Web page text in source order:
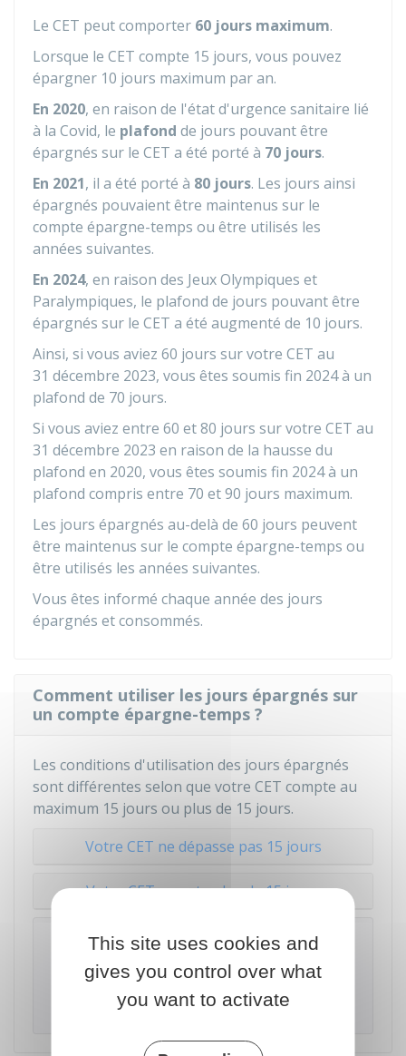
Le CET peut comporter 60 jours maximum.
Lorsque le CET compte 15 jours, vous pouvez
épargner 10 jours maximum par an.
En 2020, en raison de l'état d'urgence sanitaire lié
à la Covid, le plafond de jours pouvant être
épargnés sur le CET a été porté à 70 jours.
En 2021, il a été porté à 80 jours. Les jours ainsi
épargnés pouvaient être maintenus sur le
compte épargne-temps ou être utilisés les
années suivantes.
En 2024, en raison des Jeux Olympiques et
Paralympiques, le plafond de jours pouvant être
épargnés sur le CET a été augmenté de 10 jours.
Ainsi, si vous aviez 60 jours sur votre CET au
31 décembre 2023, vous êtes soumis fin 2024 à un
plafond de 70 jours.
Si vous aviez entre 60 et 80 jours sur votre CET au
31 décembre 2023 en raison de la hausse du
plafond en 2020, vous êtes soumis fin 2024 à un
plafond compris entre 70 et 90 jours maximum.
Les jours épargnés au-delà de 60 jours peuvent
être maintenus sur le compte épargne-temps ou
être utilisés les années suivantes.
Vous êtes informé chaque année des jours
épargnés et consommés.
Comment utiliser les jours épargnés sur
un compte épargne-temps ?
Les conditions d'utilisation des jours épargnés
sont différentes selon que votre CET compte au
maximum 15 jours ou plus de 15 jours.
Votre CET ne dépasse pas 15 jours
Votre CET compte plus de 15 jours
À noter
En cas de décès d'un agent ayant ouvert un
CET, ses
ayants droits
l'indemnisation des jours épargnés.
This site uses cookies and
gives you control over what
you want to activate